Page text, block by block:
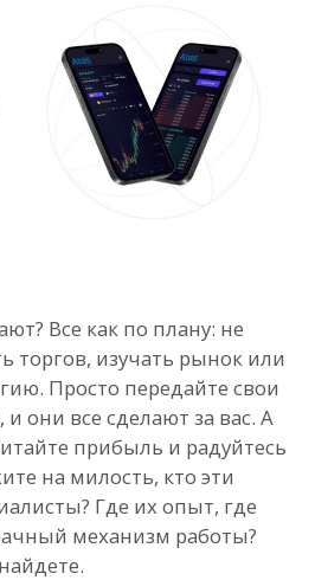
Все как по плану: не
торгов, изучать рынок или
Просто передайте свои
и они все сделают за вас. А
прибыль и радуйтесь
на милость, кто эти
Где их опыт, где
механизм работы?